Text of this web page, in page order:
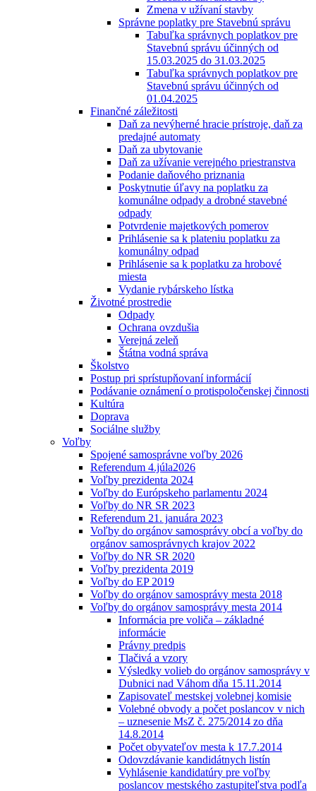
Zmena v užívaní stavby
Správne poplatky pre Stavebnú správu
Tabuľka správnych poplatkov pre
Stavebnú správu účinných od
15.03.2025 do 31.03.2025
Tabuľka správnych poplatkov pre
Stavebnú správu účinných od
01.04.2025
Finančné záležitosti
Daň za nevýherné hracie prístroje, daň za
predajné automaty
Daň za ubytovanie
Daň za užívanie verejného priestranstva
Podanie daňového priznania
Poskytnutie úľavy na poplatku za
komunálne odpady a drobné stavebné
odpady
Potvrdenie majetkových pomerov
Prihlásenie sa k plateniu poplatku za
komunálny odpad
Prihlásenie sa k poplatku za hrobové
miesta
Vydanie rybárskeho lístka
Životné prostredie
Odpady
Ochrana ovzdušia
Verejná zeleň
Štátna vodná správa
Školstvo
Postup pri sprístupňovaní informácií
Podávanie oznámení o protispoločenskej činnosti
Kultúra
Doprava
Sociálne služby
Voľby
Spojené samosprávne voľby 2026
Referendum 4.júla2026
Voľby prezidenta 2024
Voľby do Európskeho parlamentu 2024
Voľby do NR SR 2023
Referendum 21. januára 2023
Voľby do orgánov samosprávy obcí a voľby do
orgánov samosprávnych krajov 2022
Voľby do NR SR 2020
Voľby prezidenta 2019
Voľby do EP 2019
Voľby do orgánov samosprávy mesta 2018
Voľby do orgánov samosprávy mesta 2014
Informácia pre voliča – základné
informácie
Právny predpis
Tlačivá a vzory
Výsledky volieb do orgánov samosprávy v
Dubnici nad Váhom dňa 15.11.2014
Zapisovateľ mestskej volebnej komisie
Volebné obvody a počet poslancov v nich
– uznesenie MsZ č. 275/2014 zo dňa
14.8.2014
Počet obyvateľov mesta k 17.7.2014
Odovzdávanie kandidátnych listín
Vyhlásenie kandidatúry pre voľby
poslancov mestského zastupiteľstva podľa